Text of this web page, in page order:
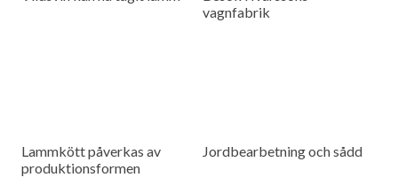
vagnfabrik
Lammkött påverkas av
produktionsformen
Jordbearbetning och sådd